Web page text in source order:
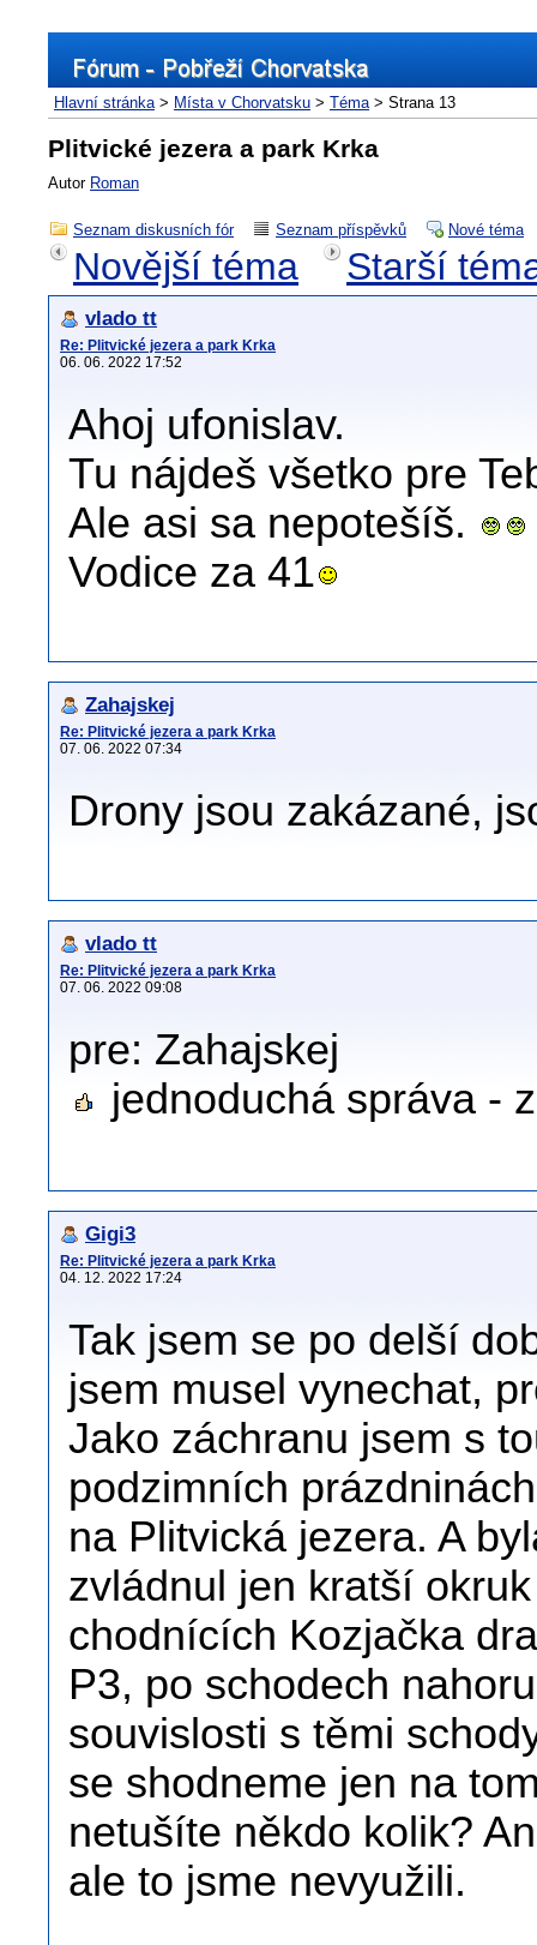
Hlavní stránka> Místa v Chorvatsku > Téma> Strana 13
Plitvické jezera a park Krka
Autor Roman
Seznam diskusních fór Seznam příspěvků Nové téma
Novější téma Starší
vlado tt
Re: Plitvické jezera a park Krka
06. 06. 2022 17:52
Ahoj ufonislav.
Tu nájdeš všetko pre
Ale asi sa nepotešíš.
Vodice za 41
Zahajskej
Re: Plitvické jezera a park Krka
07. 06. 2022 07:34
Drony jsou zakázané,
vlado tt
Re: Plitvické jezera a park Krka
07. 06. 2022 09:08
pre: Zahajskej
jednoduchá správa -
Gigi3
Re: Plitvické jezera a park Krka
04. 12. 2022 17:24
Tak jsem se po delší
jsem musel vynechat,
Jako záchranu jsem s
podzimních
na Plitvická jezera. A
zvládnul jen kratší
chodnících Kozjačka
P3, po schodech
souvislosti s těmi
se shodneme jen na
netušíte někdo kolik?
ale to jsme nevyužili.